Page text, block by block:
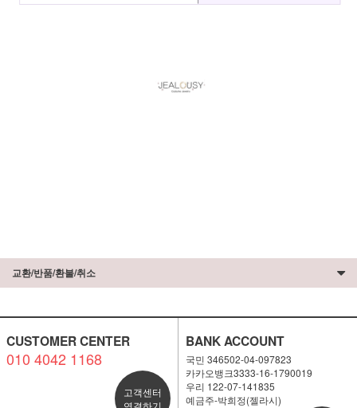
교환/반품/환불/취소
CUSTOMER CENTER
010 4042 1168
고객센터
BANK ACCOUNT
국민 346502-04-097823
카카오뱅크3333-16-1790019
우리 122-07-141835
예금주-박희정(젤라시)